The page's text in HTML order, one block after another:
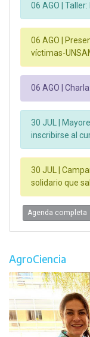
06 AGO | Taller:
06 AGO |
víctimas-
06 AGO |
30 JUL |
inscribirse al
30 JUL |
solidario que
Agenda completa
AgroCiencia